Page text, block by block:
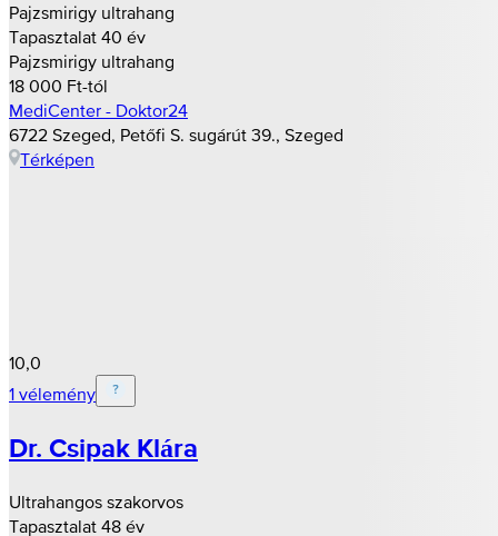
Pajzsmirigy ultrahang
Tapasztalat 40 év
Pajzsmirigy ultrahang
18 000 Ft-tól
MediCenter - Doktor24
6722 Szeged, Petőfi S. sugárút 39., Szeged
Térképen
10,0
1 vélemény
Dr. Csipak Klára
Ultrahangos szakorvos
Tapasztalat 48 év